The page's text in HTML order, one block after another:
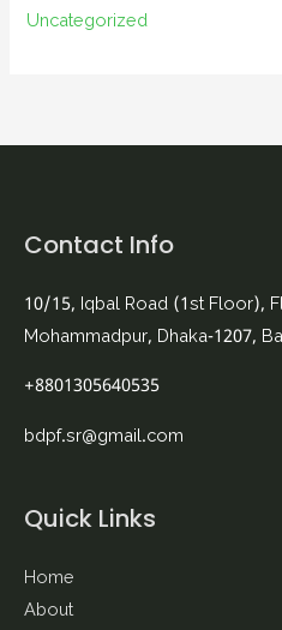
Uncategorized
Contact Info
10/15, Iqbal Road (1st Floor),
Mohammadpur, Dhaka-1207,
+8801305640535
bdpf.sr@gmail.com
Quick Links
Home
About